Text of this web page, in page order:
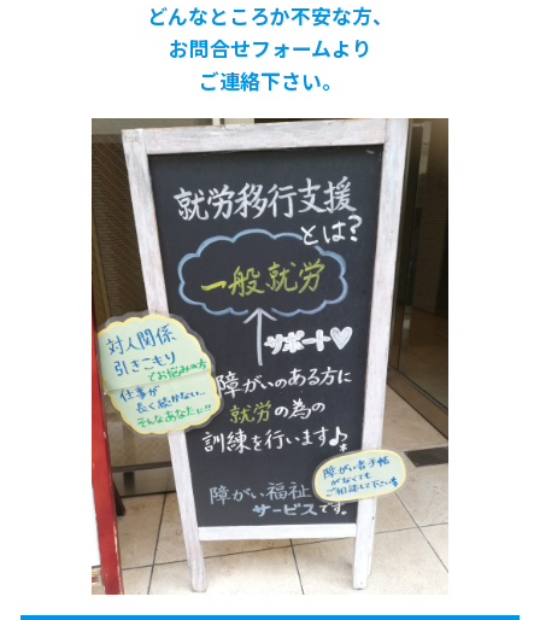
どんなところか不安な方、
お問合せフォームより
ご連絡下さい。